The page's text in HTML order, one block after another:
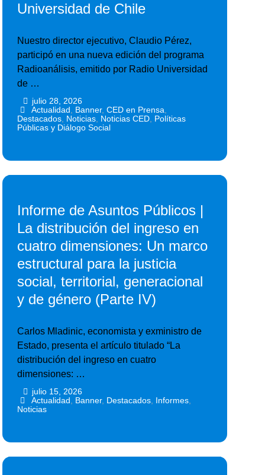
Universidad de Chile
Nuestro director ejecutivo, Claudio Pérez,
participó en una nueva edición del programa
Radioanálisis, emitido por Radio Universidad
de …
julio 28, 2026
Actualidad Banner, CED en Prensa
Destacados Noticias Noticias CED Políticas
Públicas y Diálogo Social
Informe de Asuntos Públicos |
La distribución del ingreso en
cuatro dimensiones: Un marco
estructural para la justicia
social, territorial, generacional
y de género (Parte IV)
Carlos Mladinic, economista y exministro de
Estado, presenta el artículo titulado “La
distribución del ingreso en cuatro
dimensiones: …
julio 15, 2026
Actualidad Banner, Destacados, Informes,
Noticias